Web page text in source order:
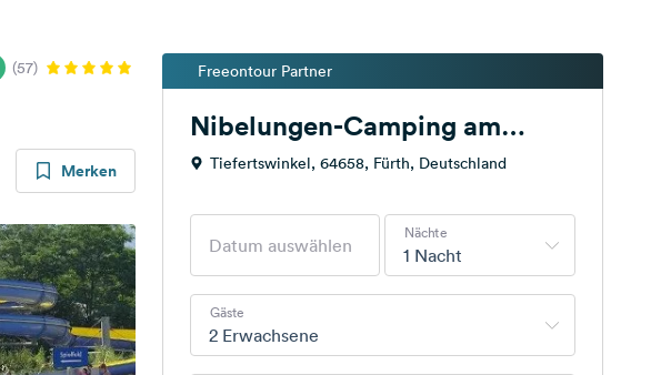
(57)
Merken
Freeontour Partner
Nibelungen-Camping am
Schwimmbad
Tiefertswinkel, 64658, Fürth, Deutschland
1 Nacht
Nächte
2 Erwachsene
Gäste